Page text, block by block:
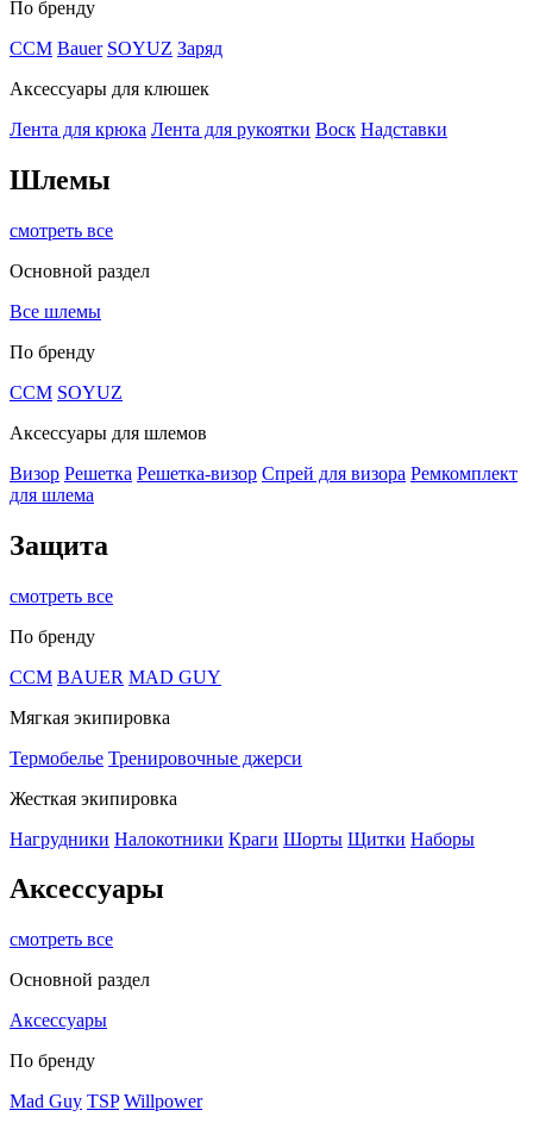
По бренду
CCM Bauer SOYUZ Заряд
Аксессуары для клюшек
Лента для крюка Лента для рукоятки Воск Надставки
Шлемы
смотреть все
Основной раздел
Все шлемы
По бренду
CCM SOYUZ
Аксессуары для шлемов
Визор Решетка Решетка-визор Спрей для визора Ремкомплект
для шлема
Защита
смотреть все
По бренду
CCM BAUER MAD GUY
Мягкая экипировка
Термобелье Тренировочные джерси
Жесткая экипировка
Нагрудники Налокотники Краги Шорты Щитки Наборы
Аксессуары
смотреть все
Основной раздел
Аксессуары
По бренду
Mad Guy TSP Willpower